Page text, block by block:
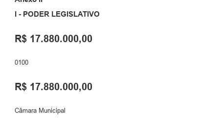
I - PODER LEGISLATIVO
R$ 17.880.000,00
0100
R$ 17.880.000,00
Câmara Municipal